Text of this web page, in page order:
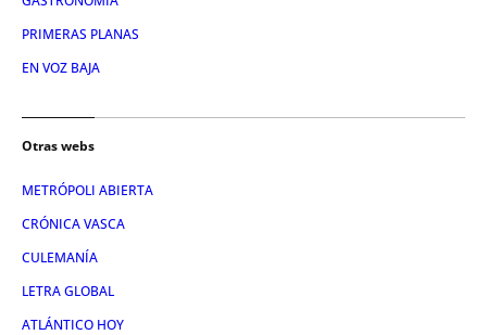
PRIMERAS PLANAS
EN VOZ BAJA
Otras webs
METRÓPOLI ABIERTA
CRÓNICA VASCA
CULEMANÍA
LETRA GLOBAL
ATLÁNTICO HOY